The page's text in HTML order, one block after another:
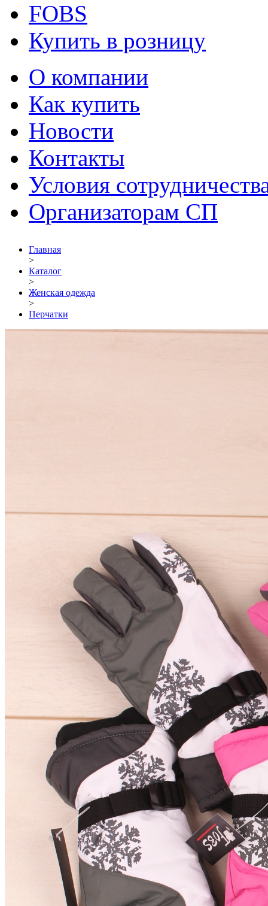
FOBS
Купить в розницу
О компании
Как купить
Новости
Контакты
Условия
Организаторам СП
Главная
>
Каталог
>
Женская одежда
>
Перчатки